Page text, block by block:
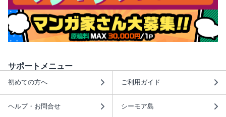
サポートメニュー
初めての方へ ご利用ガイド
ヘルプ・お問合せ シーモア島